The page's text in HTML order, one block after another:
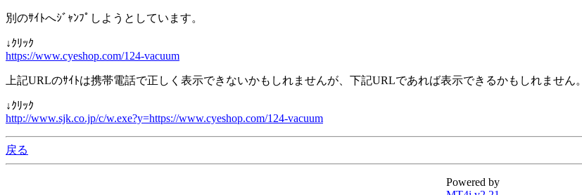
別のｻｲﾄへｼﾞｬﾝﾌﾟしようとしています。
↓ｸﾘｯｸ
https://www.cyeshop.com/124-vacuum
上記URLのｻｲﾄは携帯電話で正しく表示できないかもしれませんが、下記URLであれば表示できるかもしれません。
↓ｸﾘｯｸ
http://www.sjk.co.jp/c/w.exe?y=https://www.cyeshop.com/124-vacuum
戻る
Powered by